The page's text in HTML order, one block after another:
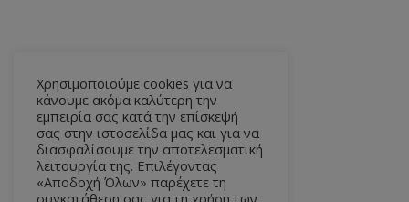
Χρησιμοποιούμε cookies για να
κάνουμε ακόμα καλύτερη την
εμπειρία σας κατά την επίσκεψή
σας στην ιστοσελίδα μας και για να
διασφαλίσουμε την αποτελεσματική
λειτουργία της. Επιλέγοντας
«Αποδοχή Όλων» παρέχετε τη
συγκατάθεση σας για τη χρήση των